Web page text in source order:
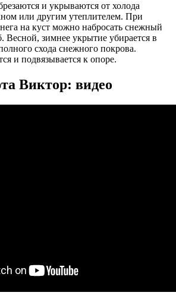
и укрываются от холода
или другим утеплителем. При
на куст можно набросать снежный
Весной, зимнее укрытие убирается в
схода снежного покрова.
и подвязывается к опоре.
Виктор: видео